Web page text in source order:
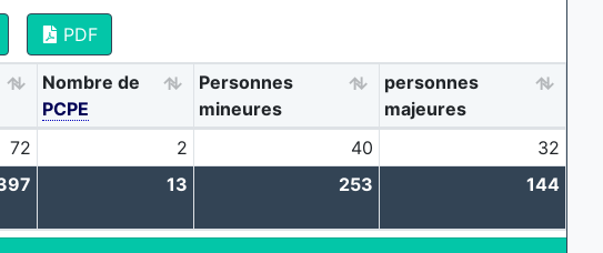
PDF
Nombre de
PCPE
Personnes
mineures
personnes
majeures
72 2 40
32
13 253 144